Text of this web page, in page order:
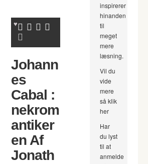
Johann
es
Cabal :
nekrom
antiker
en Af
Jonath
inspirerer
hinanden
til
meget
mere
læsning.
Vil du
vide
mere
så klik
her
Har
du lyst
til at
anmelde